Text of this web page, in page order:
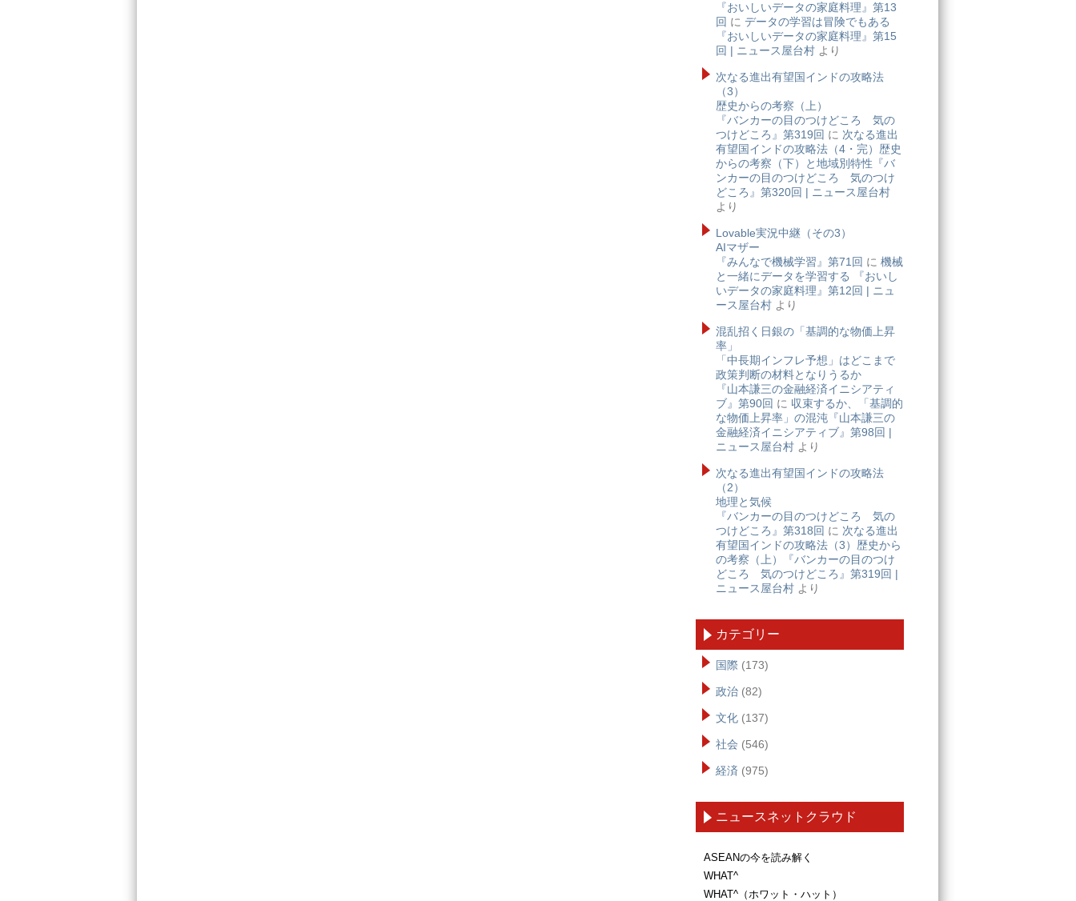
『おいしいデータの家庭料理』第13
回 に データの学習は冒険でもある
『おいしいデータの家庭料理』第15
回 | ニュース屋台村 より
次なる進出有望国インドの攻略法
（3）
歴史からの考察（上）
『バンカーの目のつけどころ 気の
つけどころ』第319回 に 次なる進出
有望国インドの攻略法（4・完）歴史
からの考察（下）と地域別特性『バ
ンカーの目のつけどころ 気のつけ
どころ』第320回 | ニュース屋台村
より
Lovable実況中継（その3）
AIマザー
『みんなで機械学習』第71回 に 機械
と一緒にデータを学習する 『おいし
いデータの家庭料理』第12回 | ニュ
ース屋台村 より
混乱招く日銀の「基調的な物価上昇
率」
「中長期インフレ予想」はどこまで
政策判断の材料となりうるか
『山本謙三の金融経済イニシアティ
ブ』第90回 に 収束するか、「基調的
な物価上昇率」の混沌『山本謙三の
金融経済イニシアティブ』第98回 |
ニュース屋台村 より
次なる進出有望国インドの攻略法
（2）
地理と気候
『バンカーの目のつけどころ 気の
つけどころ』第318回 に 次なる進出
有望国インドの攻略法（3）歴史から
の考察（上）『バンカーの目のつけ
どころ 気のつけどころ』第319回 |
ニュース屋台村 より
カテゴリー
国際 (173)
政治 (82)
文化 (137)
社会 (546)
経済 (975)
ニュースネットクラウド
ASEANの今を読み解く
WHAT^
WHAT^（ホワット・ハット）